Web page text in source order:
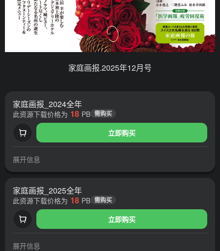
家庭画报.2025年12月号
家庭画报_2024全年
立即购买
此资源下载价格为 18 PB 需购买
展开信息
家庭画报_2025全年
立即购买
此资源下载价格为 18 PB 需购买
展开信息